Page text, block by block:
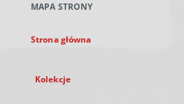
karcie
MAPA STRONY
Strona główna
Kolekcje